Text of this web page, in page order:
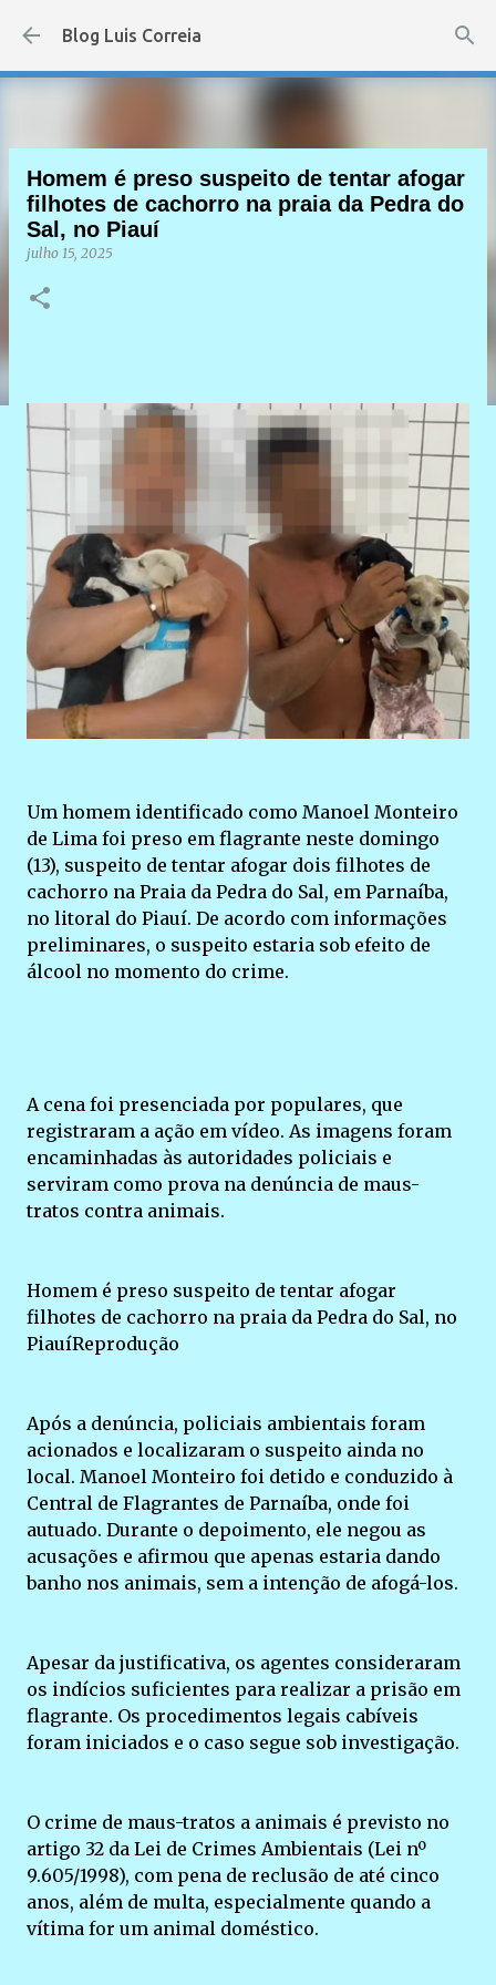
Pular para o conteúdo principal
Blog Luis Correia
Homem é preso suspeito de tentar afogar
filhotes de cachorro na praia da Pedra do
Sal, no Piauí
julho 15, 2025
Um homem identificado como Manoel Monteiro
de Lima foi preso em flagrante neste domingo
(13), suspeito de tentar afogar dois filhotes de
cachorro na Praia da Pedra do Sal, em Parnaíba,
no litoral do Piauí. De acordo com informações
preliminares, o suspeito estaria sob efeito de
álcool no momento do crime.
A cena foi presenciada por populares, que
registraram a ação em vídeo. As imagens foram
encaminhadas às autoridades policiais e
serviram como prova na denúncia de maus-
tratos contra animais.
Homem é preso suspeito de tentar afogar
filhotes de cachorro na praia da Pedra do Sal, no
PiauíReprodução
Após a denúncia, policiais ambientais foram
acionados e localizaram o suspeito ainda no
local. Manoel Monteiro foi detido e conduzido à
Central de Flagrantes de Parnaíba, onde foi
autuado. Durante o depoimento, ele negou as
acusações e afirmou que apenas estaria dando
banho nos animais, sem a intenção de afogá-los.
Apesar da justificativa, os agentes consideraram
os indícios suficientes para realizar a prisão em
flagrante. Os procedimentos legais cabíveis
foram iniciados e o caso segue sob investigação.
O crime de maus-tratos a animais é previsto no
artigo 32 da Lei de Crimes Ambientais (Lei nº
9.605/1998), com pena de reclusão de até cinco
anos, além de multa, especialmente quando a
vítima for um animal doméstico.